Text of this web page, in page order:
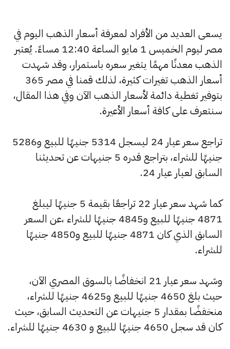
يسعى العديد من الأفراد لمعرفة أسعار الذهب اليوم في
مصر ليوم الخميس 1 مايو الساعة 12:40 مساءً. يُعتبر
الذهب معدنًا مهمًا يتغير سعره باستمرار، وقد شهدت
أسعار الذهب تغيرات كثيرة، لذلك قمنا في مصر 365
بتوفير تغطية دائمة لأسعار الذهب الآن وفي هذا المقال،
سنتعرف على كافة أسعار الأعيرة.
تراجع سعر عيار 24 ليسجل 5314 جنيهًا للبيع و5286
جنيهًا للشراء، بتراجع قدره 5 جنيهات عن تحديثنا
السابق لعيار عيار 24.
كما شهد سعر عيار 22 تراجعًا بقيمة 5 جنيهًا ليبلغ
4871 جنيهًا للبيع و4845 جنيهًا للشراء ،عن السعر
السابق الذي كان 4871 جنيهًا للبيع و4850 جنيهًا
للشراء.
وشهد سعر عيار 21 انخفاضًا بالسوق المصري الآن،
حيث بلغ 4650 جنيهًا للبيع و4625 جنيهًا للشراء،
منخفضًا بمقدار 5 جنيهات عن التحديث السابق، حيث
كان قد سجل 4650 جنيهًا للبيع و 4630 جنيهًا للشراء.